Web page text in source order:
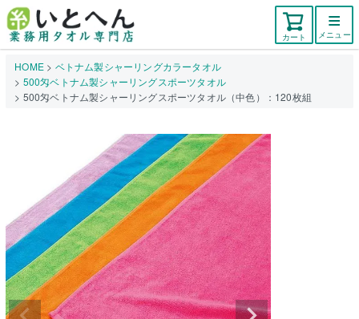
カート メニュー
HOME
ベトナム製シャーリングカラータオル
500匁ベトナム製シャーリングスポーツタオル
500匁ベトナム製シャーリングスポーツタオル（中色）：120枚組